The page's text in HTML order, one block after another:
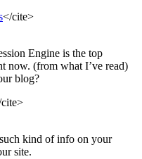
</cite>
Engine is the top
now. (from what I’ve read)
blog?
kind of info on your
site.